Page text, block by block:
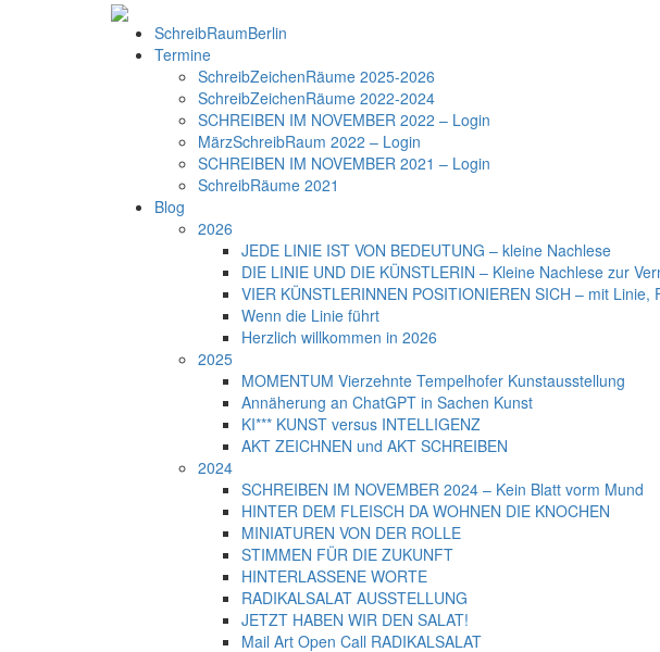
SchreibRaumBerlin
Termine
SchreibZeichenRäume 2025-2026
SchreibZeichenRäume 2022-2024
SCHREIBEN IM NOVEMBER 2022 – Login
MärzSchreibRaum 2022 – Login
SCHREIBEN IM NOVEMBER 2021 – Login
SchreibRäume 2021
Blog
2026
JEDE LINIE IST VON BEDEUTUNG – kleine Nachlese
DIE LINIE UND DIE KÜNSTLERIN – Kleine Nachlese zur
VIER KÜNSTLERINNEN POSITIONIEREN SICH – mit
Wenn die Linie führt
Herzlich willkommen in 2026
2025
MOMENTUM Vierzehnte Tempelhofer Kunstausstellung
Annäherung an ChatGPT in Sachen Kunst
KI*** KUNST versus INTELLIGENZ
AKT ZEICHNEN und AKT SCHREIBEN
2024
SCHREIBEN IM NOVEMBER 2024 – Kein Blatt vorm Mund
HINTER DEM FLEISCH DA WOHNEN DIE KNOCHEN
MINIATUREN VON DER ROLLE
STIMMEN FÜR DIE ZUKUNFT
HINTERLASSENE WORTE
RADIKALSALAT AUSSTELLUNG
JETZT HABEN WIR DEN SALAT!
Mail Art Open Call RADIKALSALAT